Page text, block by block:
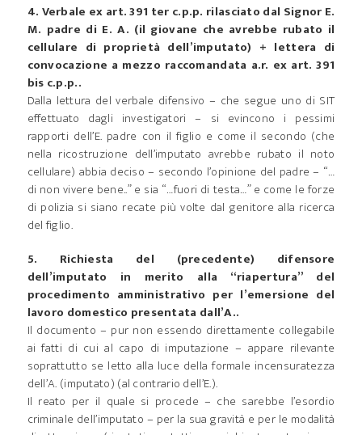
4. Verbale ex art. 391 ter c.p.p. rilasciato dal Signor E.
M. padre di E. A. (il giovane che avrebbe rubato il
cellulare di proprietà dell’imputato) + lettera di
convocazione a mezzo raccomandata a.r. ex art. 391
bis c.p.p..
Dalla lettura del verbale difensivo – che segue uno di SIT
effettuato dagli investigatori – si evincono i pessimi
rapporti dell’E. padre con il figlio e come il secondo (che
nella ricostruzione dell’imputato avrebbe rubato il noto
cellulare) abbia deciso – secondo l’opinione del padre – “…
di non vivere bene..” e sia “…fuori di testa…” e come le forze
di polizia si siano recate più volte dal genitore alla ricerca
del figlio.
5. Richiesta del (precedente) difensore
dell’imputato in merito alla “riapertura” del
procedimento amministrativo per l’emersione del
lavoro domestico presentata dall’A..
Il documento – pur non essendo direttamente collegabile
ai fatti di cui al capo di imputazione – appare rilevante
soprattutto se letto alla luce della formale incensuratezza
dell’A. (imputato) (al contrario dell’E.).
Il reato per il quale si procede – che sarebbe l’esordio
criminale dell’imputato – per la sua gravità e per le modalità